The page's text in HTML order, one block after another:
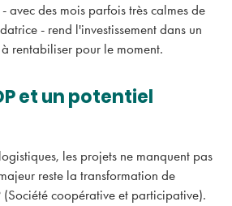
avec des mois parfois très calmes de
- rend l'investissement dans un
rentabiliser pour le moment.
et un potentiel
les projets ne manquent pas
reste la transformation de
coopérative et participative).